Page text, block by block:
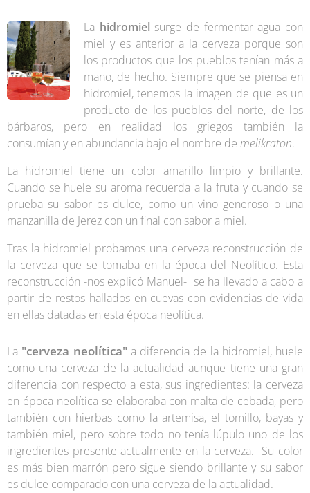
La hidromiel surge de fermentar agua con
miel y es anterior a la cerveza porque son
los productos que los pueblos tenían más a
mano, de hecho. Siempre que se piensa en
hidromiel, tenemos la imagen de que es un
producto de los pueblos del norte, de los
bárbaros, pero en realidad los griegos también la
consumían y en abundancia bajo el nombre de melikraton.
La hidromiel tiene un color amarillo limpio y brillante.
Cuando se huele su aroma recuerda a la fruta y cuando se
prueba su sabor es dulce, como un vino generoso o una
manzanilla de Jerez con un final con sabor a miel.
Tras la hidromiel probamos una cerveza reconstrucción de
la cerveza que se tomaba en la época del Neolítico. Esta
reconstrucción -nos explicó Manuel- se ha llevado a cabo a
partir de restos hallados en cuevas con evidencias de vida
en ellas datadas en esta época neolítica.
La "cerveza neolítica"a diferencia de la hidromiel, huele
como una cerveza de la actualidad aunque tiene una gran
diferencia con respecto a esta, sus ingredientes: la cerveza
en época neolítica se elaboraba con malta de cebada, pero
también con hierbas como la artemisa, el tomillo, bayas y
también miel, pero sobre todo no tenía lúpulo uno de los
ingredientes presente actualmente en la cerveza. Su color
es más bien marrón pero sigue siendo brillante y su sabor
es dulce comparado con una cerveza de la actualidad.